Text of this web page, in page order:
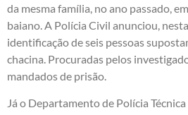
da mesma família, no ano passado,
baiano. A Polícia Civil anunciou,
identificação de seis pessoas
chacina. Procuradas pelos
mandados de prisão.
Já o Departamento de Polícia